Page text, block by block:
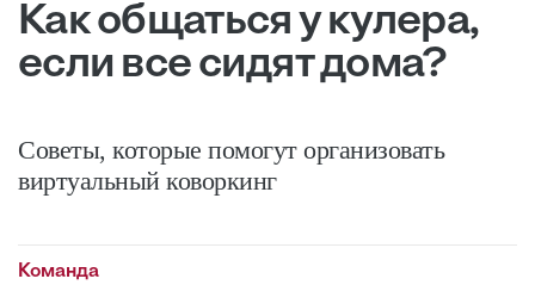
Как общаться у кулера,
если все сидят дома?
Советы, которые помогут организовать
виртуальный коворкинг
Команда